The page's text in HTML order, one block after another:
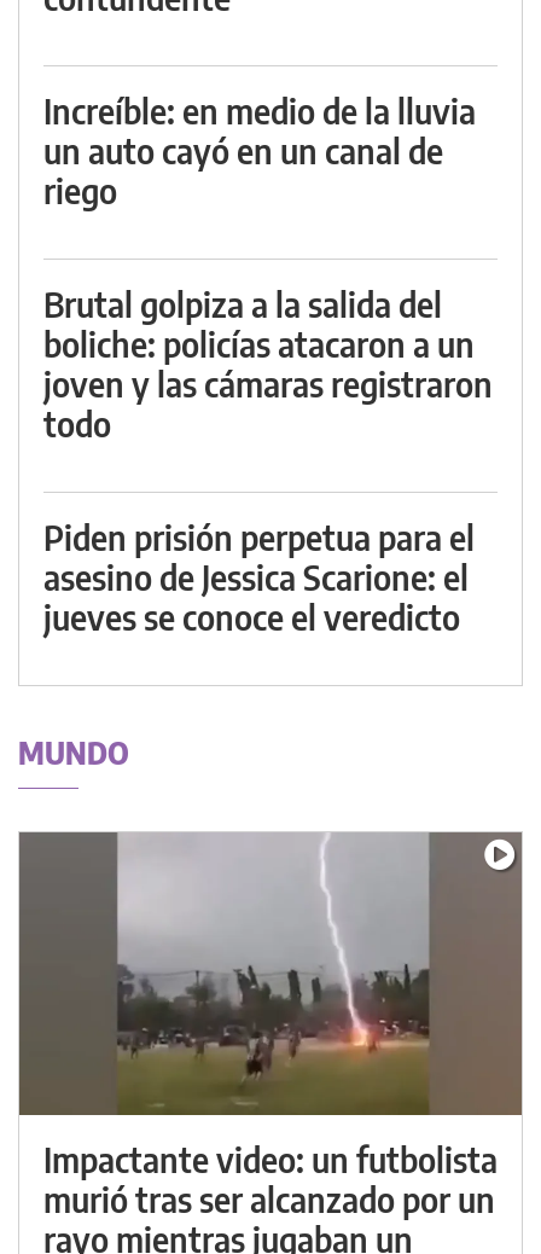
Increíble: en medio de la lluvia
un auto cayó en un canal de
riego
Brutal golpiza a la salida del
boliche: policías atacaron a un
joven y las cámaras registraron
todo
Piden prisión perpetua para el
asesino de Jessica Scarione: el
jueves se conoce el veredicto
MUNDO
Impactante video: un futbolista
murió tras ser alcanzado por un
rayo mientras jugaban un